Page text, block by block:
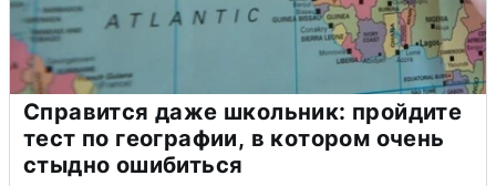
Справится даже школьник: пройдите
тест по географии, в котором очень
стыдно ошибиться